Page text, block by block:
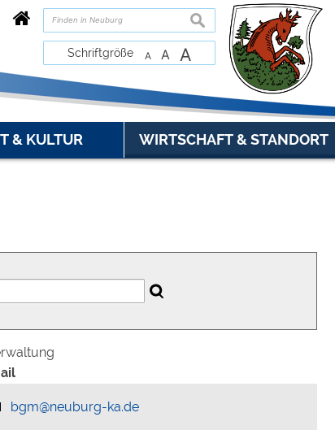
suchen
Schriftgröße A A A
& KULTUR WIRTSCHAFT & STANDORT
bgm@neuburg-ka.de